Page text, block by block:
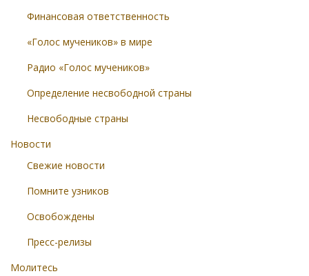
Финансовая ответственность
«Голос мучеников» в мире
Радио «Голос мучеников»
Определение несвободной страны
Несвободные страны
Новости
Свежие новости
Помните узников
Освобождены
Пресс-релизы
Молитесь